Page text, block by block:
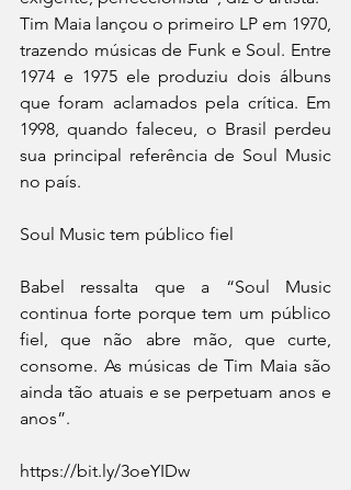
Tim Maia lançou o primeiro LP em 1970,
trazendo músicas de Funk e Soul. Entre
1974 e 1975 ele produziu dois álbuns
que foram aclamados pela crítica. Em
1998, quando faleceu, o Brasil perdeu
sua principal referência de Soul Music
no país.
Soul Music tem público fiel
Babel ressalta que a “Soul Music
continua forte porque tem um público
fiel, que não abre mão, que curte,
consome. As músicas de Tim Maia são
ainda tão atuais e se perpetuam anos e
anos”.
https://bit.ly/3oeYIDw